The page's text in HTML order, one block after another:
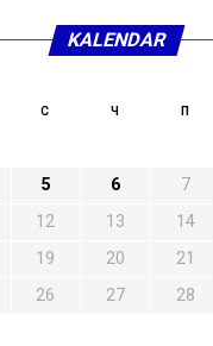
KALENDAR
С Ч П
5 6 7
12 13 14
19 20 21
26 27 28